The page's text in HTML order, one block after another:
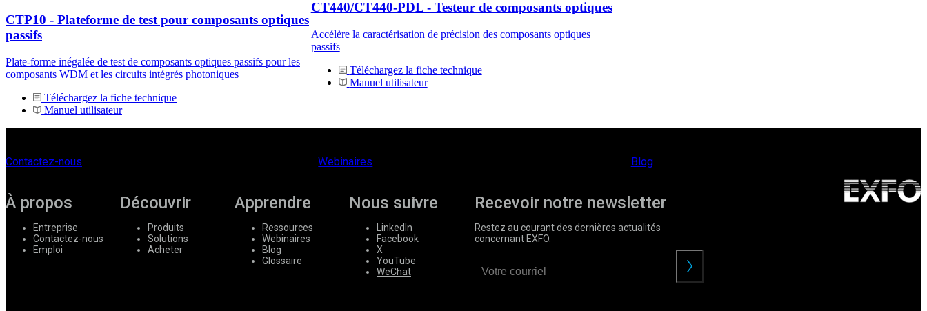
CTP10 - Plateforme de test pour composants optiques
passifs
Plate-forme inégalée de test de composants optiques passifs pour les
composants WDM et les circuits intégrés photoniques
Téléchargez la fiche technique
Manuel utilisateur
CT440/CT440-PDL - Testeur de composants optiques
Accélère la caractérisation de précision des composants optiques
passifs
Téléchargez la fiche technique
Manuel utilisateur
Contactez-nous Webinaires Blog
À propos
Entreprise
Contactez-nous
Emploi
Découvrir
Produits
Solutions
Acheter
Apprendre
Ressources
Webinaires
Blog
Glossaire
Nous suivre
LinkedIn
Facebook
X
YouTube
WeChat
Recevoir notre newsletter
Restez au courant des dernières actualités
concernant EXFO.